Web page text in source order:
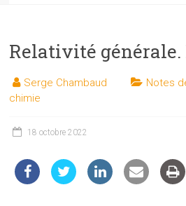
les
et
les
auprès
public
Relativité générale.
Serge Chambaud Notes
chimie
18 octobre 2022